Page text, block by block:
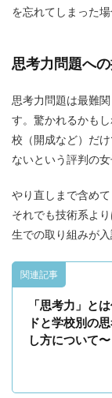
を忘れてしまった
思考力問題へ
思考力問題は最難
す。驚かれるかも
校（開成など）だ
ないという評判の
やり直しまで含め
それでも技術系よ
生での取り組みが
関連記事
「思考力」と
ドと学校別の
し方について〜